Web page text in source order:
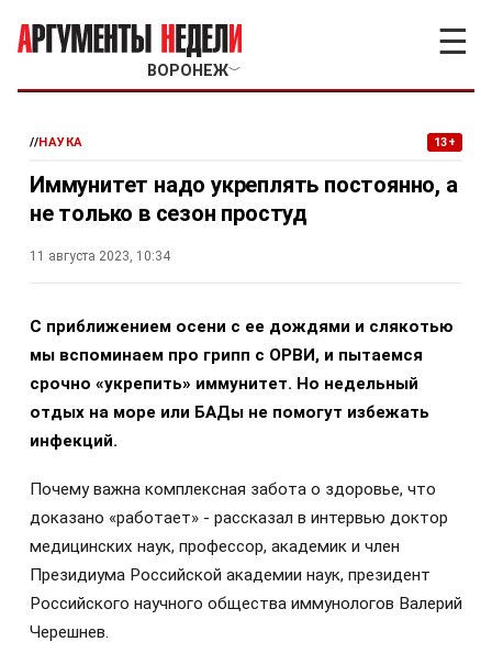
ВОРОНЕЖ﹀
☰
//НАУКА 13+
Иммунитет надо укреплять постоянно, а
не только в сезон простуд
11 августа 2023, 10:34
С приближением осени с ее дождями и слякотью
мы вспоминаем про грипп с ОРВИ, и пытаемся
срочно «укрепить» иммунитет. Но недельный
отдых на море или БАДы не помогут избежать
инфекций.
Почему важна комплексная забота о здоровье, что
доказано «работает» - рассказал в интервью доктор
медицинских наук, профессор, академик и член
Президиума Российской академии наук, президент
Российского научного общества иммунологов Валерий
Черешнев.